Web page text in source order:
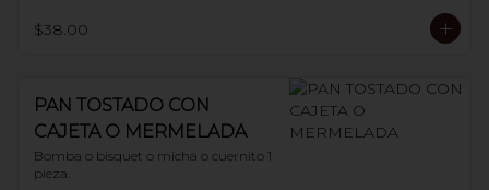
$38.00
PAN TOSTADO CON
CAJETA O MERMELADA
Bomba o bisquet o micha o cuernito 1
pieza.